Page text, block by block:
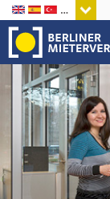
Sprachen